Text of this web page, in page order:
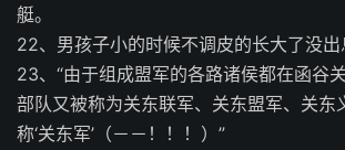
艇。
22、男孩子小的时候不调皮的长大了没出
23、“由于组成盟军的各路诸侯都在函谷
部队又被称为关东联军、关东盟军、关东
称‘关东军’（－－！！！）”